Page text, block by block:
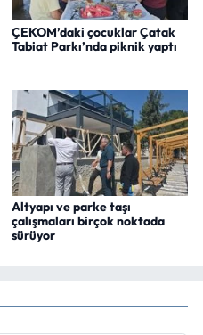
ÇEKOM’daki çocuklar Çatak
Tabiat Parkı’nda piknik yaptı
Altyapı ve parke taşı
çalışmaları birçok noktada
sürüyor